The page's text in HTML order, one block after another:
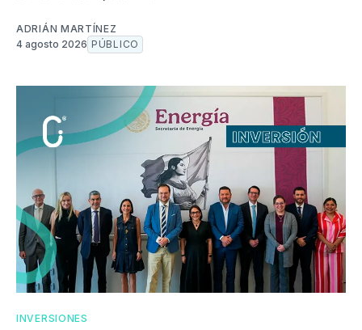
ADRIÁN MARTÍNEZ
4 agosto 2026 PÚBLICO
INVERSIONES